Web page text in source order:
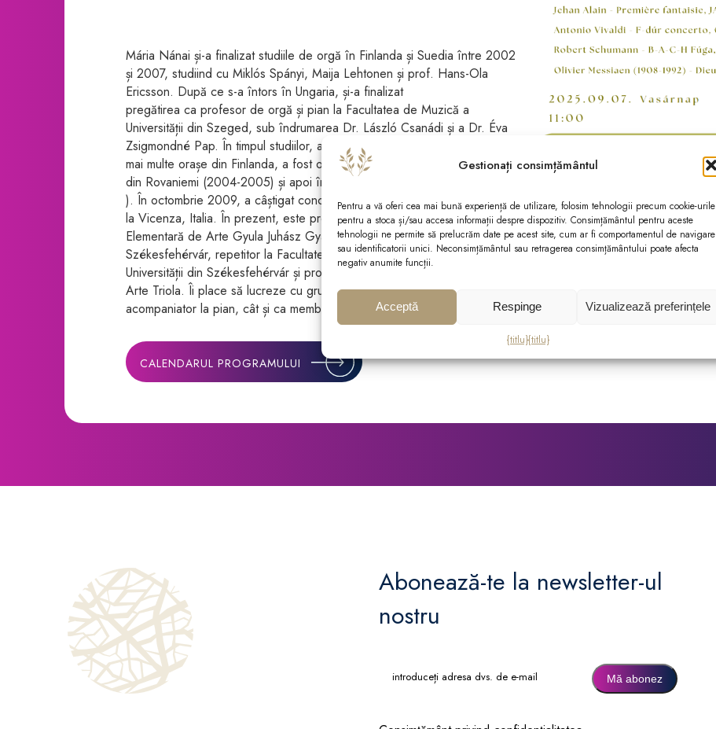
Gestionați consimțământul
Pentru a vă oferi cea mai bună experiență de utilizare, folosim tehnologii precum cookie-urile
pentru a stoca și/sau accesa informații despre dispozitiv. Consimțământul pentru aceste
tehnologii ne permite să prelucrăm date pe acest site, cum ar fi comportamentul de navigare
sau identificatorii unici. Neconsimțământul sau retragerea consimțământului poate afecta
negativ anumite funcții.
Acceptă Respinge Vizualizează preferințele
{titlu}{titlu}
Mária Nánai și-a finalizat studiile de orgă în Finlanda și Suedia între 2002
și 2007, studiind cu Miklós Spányi, Maija Lehtonen și prof. Hans-Ola
Ericsson. După ce s-a întors în Ungaria, și-a finalizat
pregătirea ca profesor de orgă și pian la Facultatea de Muzică a
Universității din Szeged, sub îndrumarea Dr. László Csanádi și a Dr. Éva
Zsigmondné Pap. În timpul studiilor, a susținut concerte în mod regulat în
mai multe orașe din Finlanda, a fost organistă-cantor a Bisericii Evanghelice
din Rovaniemi (2004-2005) și apoi în Ruovesi (2008-2009
). În octombrie 2009, a câștigat concursul internațional de orgă organizat
la Vicenza, Italia. În prezent, este profesor de pian la Școala Primară și
Elementară de Arte Gyula Juhász Gyakorló a Universității din
Székesfehérvár, repetitor la Facultatea de Muzică Béla Bartók a
Universității din Székesfehérvár și profesor de pian la Școala Elementară de
Arte Triola. Îi place să lucreze cu grupuri camerale și coruri, atât ca
acompaniator la pian, cât și ca membru al corului.
CALENDARUL PROGRAMULUI
Abonează-te la newsletter-ul
nostru
adresa